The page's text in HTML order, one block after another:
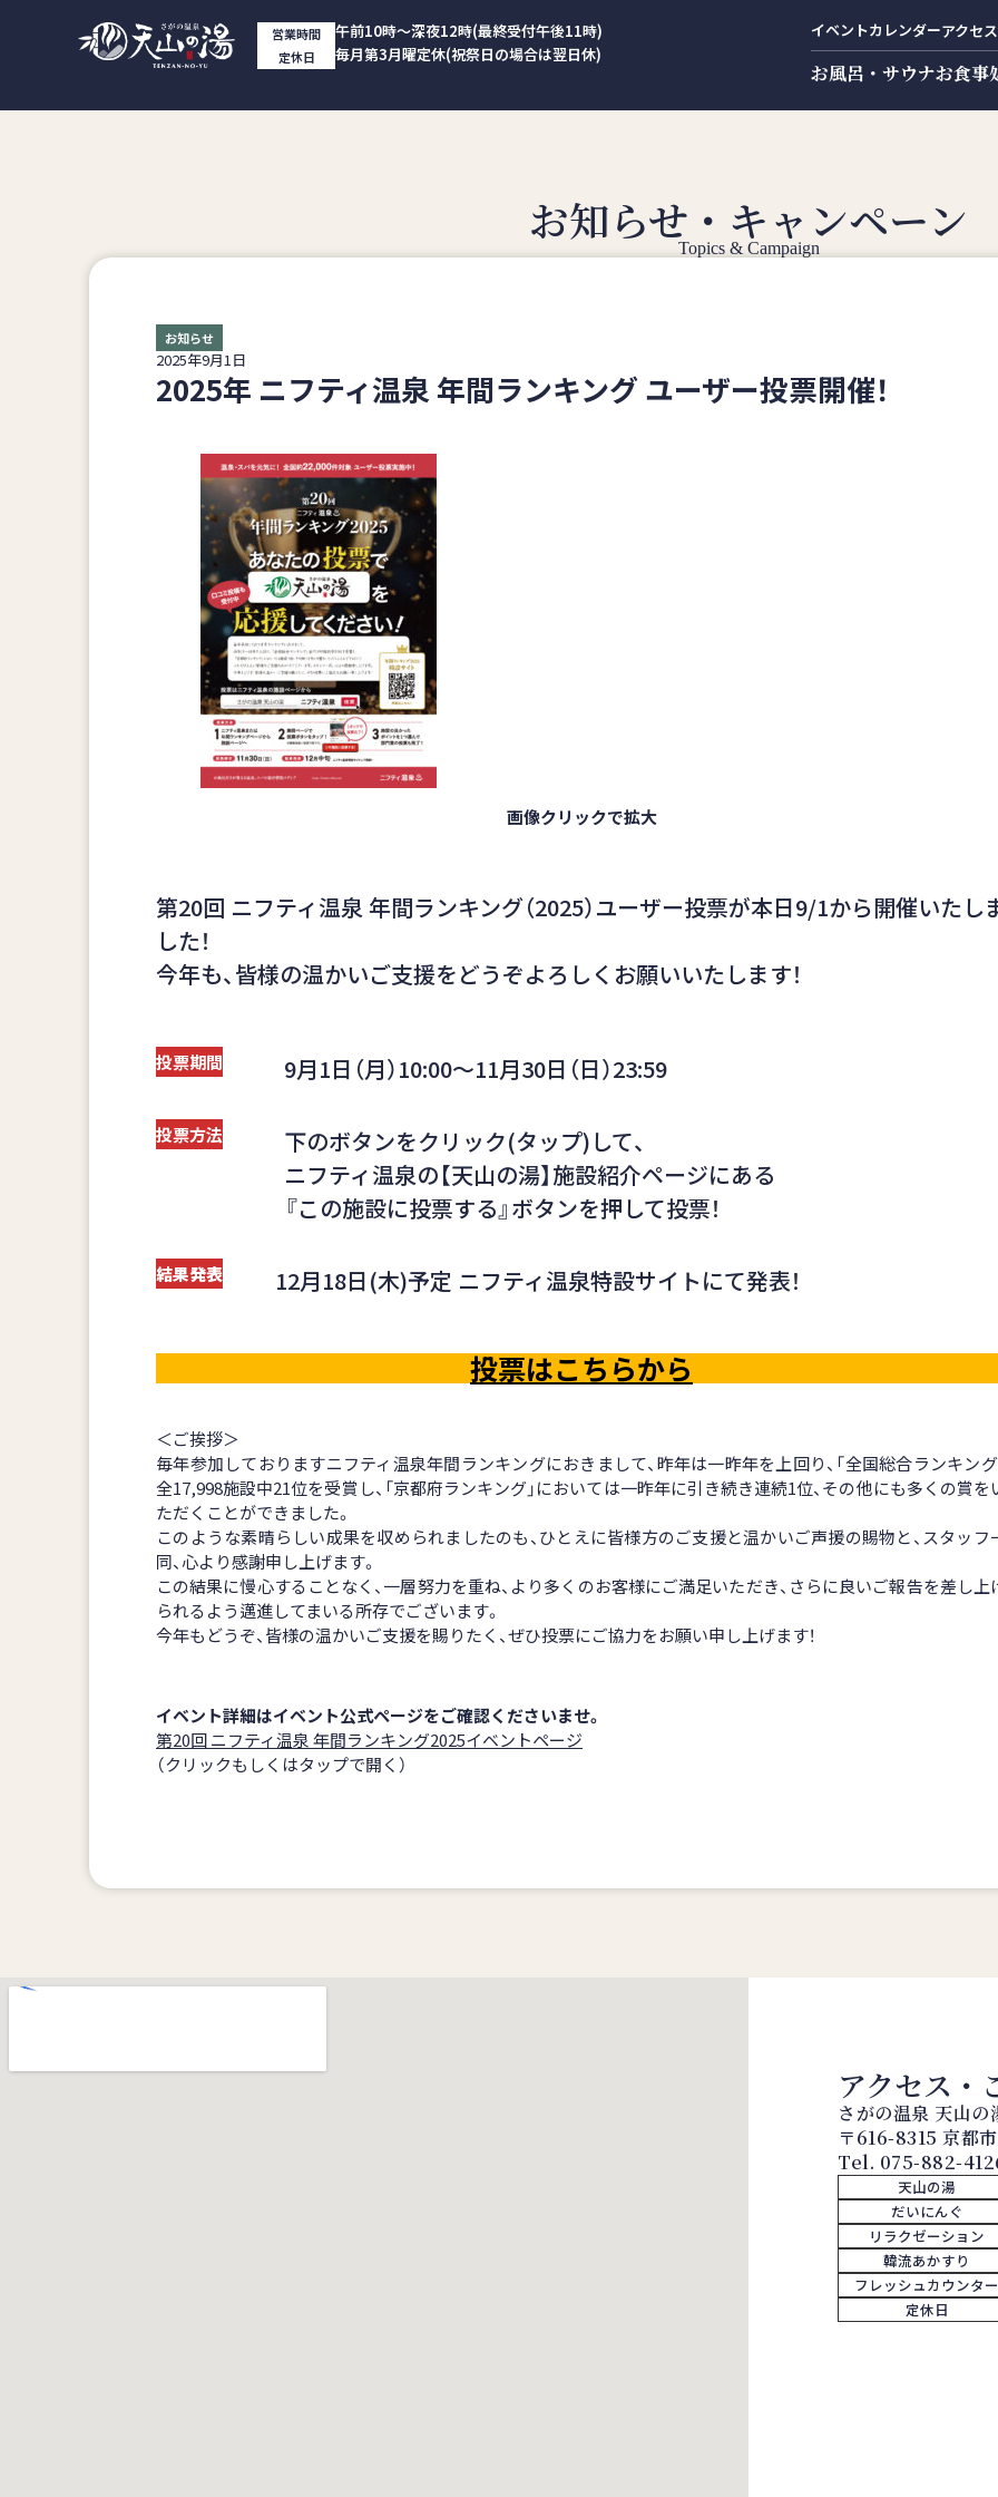
営業時間 午前10時～深夜12時(最終受付午後11時)
定休日 毎月第3月曜定休(祝祭日の場合は翌日休)
イベントカレンダーアクセス
お風呂・サウナお食事
お知らせ・キャンペーン
Topics & Campaign
お知らせ
2025年9月1日
2025年 ニフティ温泉 年間ランキング ユーザー投票開催！
画像クリックで拡大
第20回 ニフティ温泉 年間ランキング（2025）ユーザー投票が本日9/1から開催いたし
した！
今年も、皆様の温かいご支援をどうぞよろしくお願いいたします！
投票期間 9月1日（月）10:00～11月30日（日）23:59
投票方法
下のボタンをクリック(タップ)して、
ニフティ温泉の【天山の湯】施設紹介ページにある
『この施設に投票する』ボタンを押して投票！
結果発表 12月18日(木)予定 ニフティ温泉特設サイトにて発表！
投票はこちらから
＜ご挨拶＞
毎年参加しておりますニフティ温泉年間ランキングにおきまして、昨年は一昨年を上回り、「全国総合ランキング
全17,998施設中21位を受賞し、「京都府ランキング」においては一昨年に引き続き連続1位、その他にも多くの賞を
ただくことができました。
このような素晴らしい成果を収められましたのも、ひとえに皆様方のご支援と温かいご声援の賜物と、スタッフ
同、心より感謝申し上げます。
この結果に慢心することなく、一層努力を重ね、より多くのお客様にご満足いただき、さらに良いご報告を差し上
られるよう邁進してまいる所存でございます。
今年もどうぞ、皆様の温かいご支援を賜りたく、ぜひ投票にご協力をお願い申し上げます！
イベント詳細はイベント公式ページをご確認くださいませ。
第20回 ニフティ温泉 年間ランキング2025イベントページ
（クリックもしくはタップで開く）
アクセス・
さがの温泉 天山の
〒616-8315 京都
Tel. 075-882-
天山の湯
だいにんぐ
リラクゼーション
韓流あかすり
フレッシュカウンター
定休日